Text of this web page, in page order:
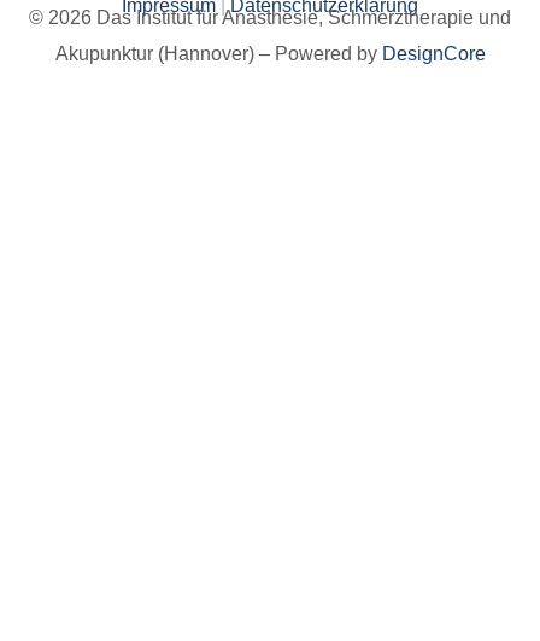
Impressum |Datenschutzerklärung
© 2026 Das Institut für Anästhesie, Schmerztherapie und
Akupunktur (Hannover) – Powered by DesignCore